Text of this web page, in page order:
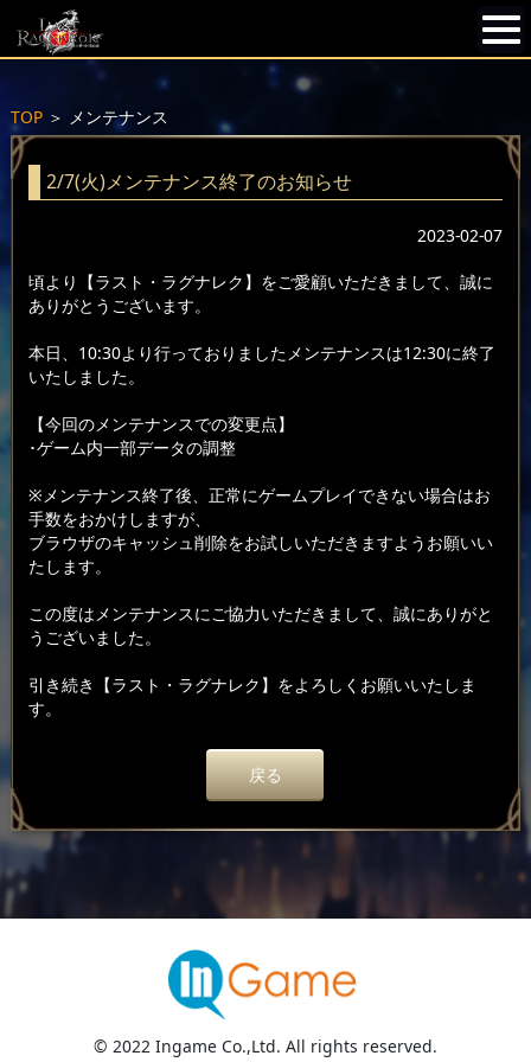
TOP＞ メンテナンス
2/7(火)メンテナンス終了のお知らせ
2023-02-07
頃より【ラスト・ラグナレク】をご愛顧いただきまして、誠に
ありがとうございます。
本日、10:30より行っておりましたメンテナンスは12:30に終了
いたしました。
【今回のメンテナンスでの変更点】
･ゲーム内一部データの調整
※メンテナンス終了後、正常にゲームプレイできない場合はお
手数をおかけしますが、
ブラウザのキャッシュ削除をお試しいただきますようお願いい
たします。
この度はメンテナンスにご協力いただきまして、誠にありがと
うございました。
引き続き【ラスト・ラグナレク】をよろしくお願いいたしま
す。
戻る
© 2022 Ingame Co.,Ltd. All rights reserved.